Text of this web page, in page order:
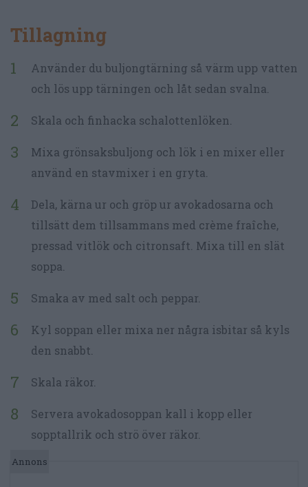
Tillagning
Använder du buljongtärning så värm upp vatten
och lös upp tärningen och låt sedan svalna.
Skala och finhacka schalottenlöken.
Mixa grönsaksbuljong och lök i en mixer eller
använd en stavmixer i en gryta.
Dela, kärna ur och gröp ur avokadosarna och
tillsätt dem tillsammans med crème fraîche,
pressad vitlök och citronsaft. Mixa till en slät
soppa.
Smaka av med salt och peppar.
Kyl soppan eller mixa ner några isbitar så kyls
den snabbt.
Skala räkor.
Servera avokadosoppan kall i kopp eller
sopptallrik och strö över räkor.